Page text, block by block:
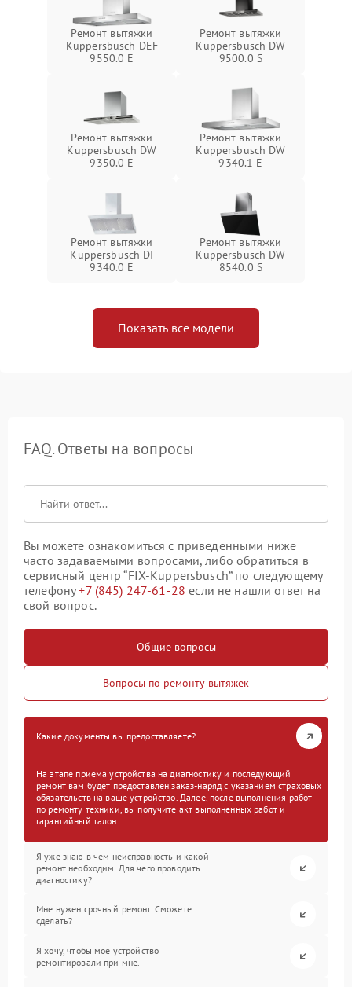
Ремонт вытяжки
Kuppersbusch DEF
9550.0 E
Ремонт вытяжки
Kuppersbusch DW
9500.0 S
Ремонт вытяжки
Kuppersbusch DW
9350.0 E
Ремонт вытяжки
Kuppersbusch DW
9340.1 E
Ремонт вытяжки
Kuppersbusch DI
9340.0 E
Ремонт вытяжки
Kuppersbusch DW
8540.0 S
Показать все модели
FAQ. Ответы на вопросы
Вы можете ознакомиться с приведенными ниже
часто задаваемыми вопросами, либо обратиться в
сервисный центр “FIX-Kuppersbusch” по следующему
телефону+7 (845) 247-61-28 если не нашли ответ на
свой вопрос.
Общие вопросы
Вопросы по ремонту вытяжек
Какие документы вы предоставляете?
На этапе приема устройства на диагностику и последующий
ремонт вам будет предоставлен заказ-наряд с указанием страховых
обязательств на ваше устройство. Далее, после выполнения работ
по ремонту техники, вы получите акт выполненных работ и
гарантийный талон.
Я уже знаю в чем неисправность и какой
ремонт необходим. Для чего проводить
диагностику?
Мне нужен срочный ремонт. Сможете
сделать?
Я хочу, чтобы мое устройство
ремонтировали при мне.